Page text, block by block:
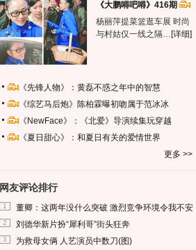
《大鹏嘚吧嘚》416期
杨丽萍提菜篮逛车展 时尚
与村姑仅一线之隔… [详细]
《先锋人物》：黄磊不惑之年中的智慧
《综艺马后炮》陈柏霖曝初吻属于范冰冰
《NewFace》：《北爱》导演续集玩穿越
《夏日甜心》：和夏日有关的爱情世界
更多 >>
网友评论排行
1 董卿：这两年没什么突破 激烈竞争环境令我不安
2 刘德华新片扮“犀利哥”街头狂奔
3 为救母女俩 人艺演员中数刀(图)